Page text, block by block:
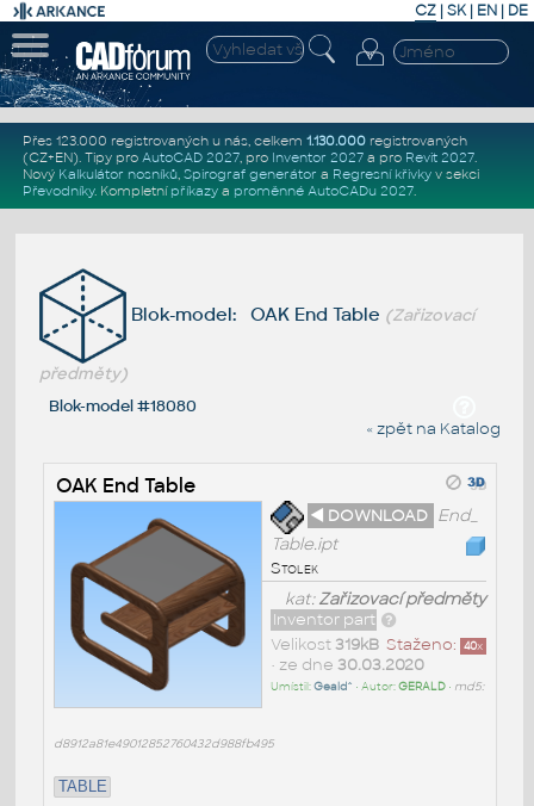
CZ | SK| EN | DE
Přes 123.000 registrovaných u nás, celkem 1.130.000registrovaných
(CZ+EN). Tipy pro AutoCAD 2027, pro Inventor 2027a pro Revit 2027.
Nový Kalkulátor nosníků, Spirograf generátor a Regresní křivkyv sekci
Převodníky. Kompletní příkazya proměnné AutoCADu 2027.
Blok-model: OAK End Table (Zařizovací
předměty)
Blok-model #18080
« zpět na Katalog
OAK End Table
◄ DOWNLOAD End_
Table.ipt
Stolek
kat:Zařizovací předměty
Inventor part
Staženo: 40x
Velikost319kB
• ze dne 30.03.2020
Umístil:Geald^ • Autor:GERALD• md5:
d8912a81e49012852760432d988fb495
TABLE